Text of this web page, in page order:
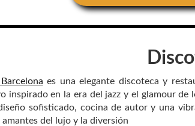
es una elegante discoteca y
inspirado en la era del jazz y el glamour de
sofisticado, cocina de autor y una
amantes del lujo y la diversión